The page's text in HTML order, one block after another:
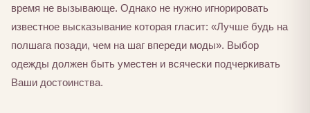
время не вызывающе. Однако не нужно игнорировать
известное высказывание которая гласит: «Лучше будь на
полшага позади, чем на шаг впереди моды». Выбор
одежды должен быть уместен и всячески подчеркивать
Ваши достоинства.